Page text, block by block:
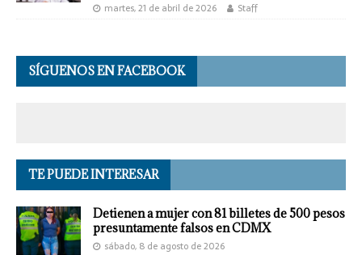
martes, 21 de abril de 2026 Staff
SÍGUENOS EN FACEBOOK
TE PUEDE INTERESAR
Detienen a mujer con 81 billetes de 500 pesos
presuntamente falsos en CDMX
sábado, 8 de agosto de 2026